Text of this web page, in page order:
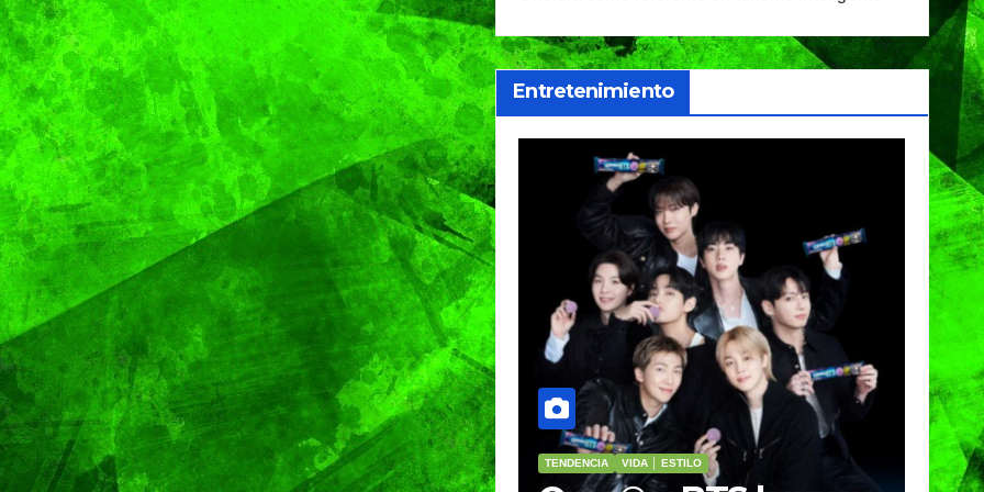
Entretenimiento
PORTADA VIDA │ ESTILO VIDA │ ESTILO